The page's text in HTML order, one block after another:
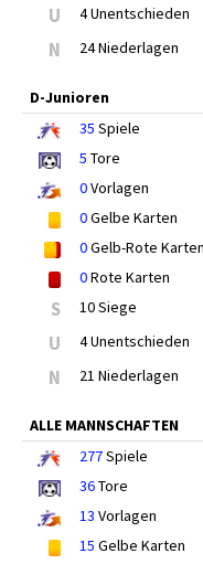
U 4 Unentschieden
N 24 Niederlagen
D-Junioren
35 Spiele
5 Tore
0Vorlagen
0Gelbe Karten
0Gelb-Rote Karten
0Rote Karten
S 10 Siege
U 4 Unentschieden
N 21 Niederlagen
ALLE MANNSCHAFTEN
277Spiele
36Tore
13 Vorlagen
15 Gelbe Karten